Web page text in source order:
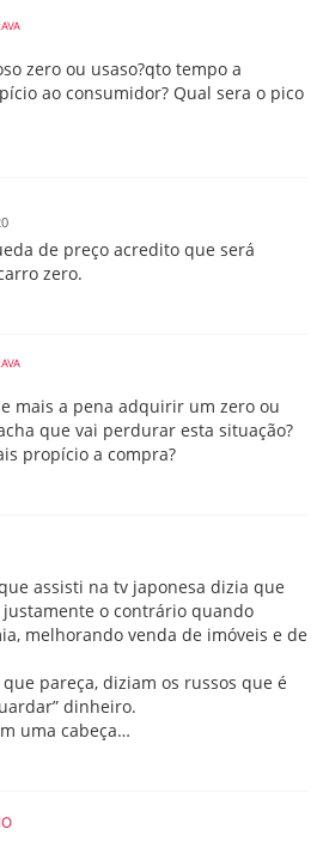
zero ou usaso?qto tempo a
ao consumidor? Qual sera o pico
de preço acredito que será
zero.
mais a pena adquirir um zero ou
que vai perdurar esta situação?
propício a compra?
assisti na tv japonesa dizia que
justamente o contrário quando
melhorando venda de imóveis e de
pareça, diziam os russos que é
dinheiro.
uma cabeça…